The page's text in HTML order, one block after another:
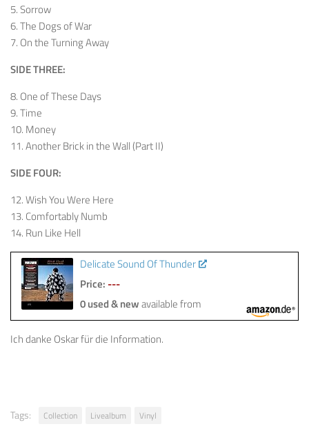
5. Sorrow
6. The Dogs of War
7. On the Turning Away
SIDE THREE:
8. One of These Days
9. Time
10. Money
11. Another Brick in the Wall (Part II)
SIDE FOUR:
12. Wish You Were Here
13. Comfortably Numb
14. Run Like Hell
Delicate Sound Of Thunder
Price: ---
0 used & newavailable from
Ich danke Oskar für die Information.
Tags: Collection Livealbum Vinyl